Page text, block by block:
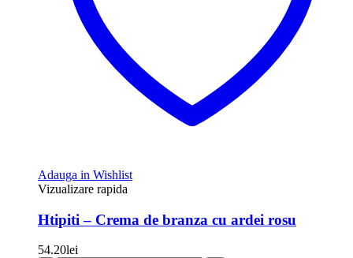
Adauga in Wishlist
Vizualizare rapida
Htipiti – Crema de branza cu ardei rosu
54.20lei